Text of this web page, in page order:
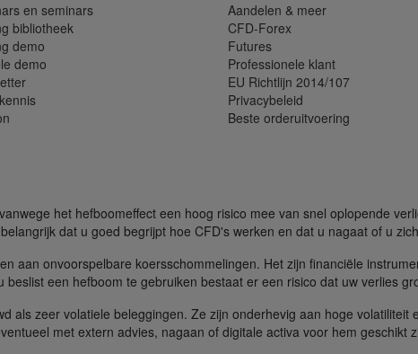
en seminars
bibliotheek
demo
demo
Aandelen & meer
CFD-Forex
Futures
Professionele klant
EU Richtlijn 2014/107
Privacybeleid
Beste orderuitvoering
het hefboomeffect een hoog risico mee van snel oplopende
dat u goed begrijpt hoe CFD's werken en dat u nagaat of u
aan onvoorspelbare koersschommelingen. Het zijn financiële
een hefboom te gebruiken bestaat er een risico dat uw verlies
als zeer volatiele beleggingen. Ze zijn onderhevig aan hoge volatiliteit
met extern advies, nagaan of digitale activa voor hem geschikt